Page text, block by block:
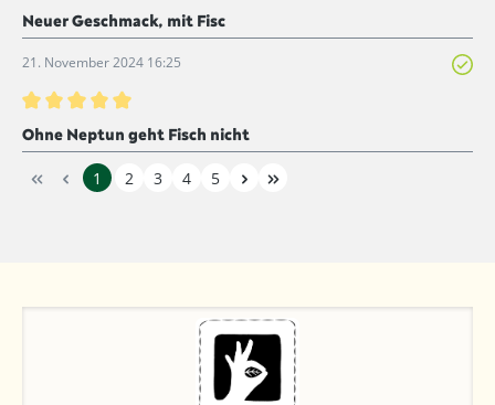
Bewertung mit 5 von 5 Sternen
Neuer Geschmack, mit Fisc
21. November 2024 16:25
Bewertung mit 5 von 5 Sternen
Ohne Neptun geht Fisch nicht
1 2 3 4 5